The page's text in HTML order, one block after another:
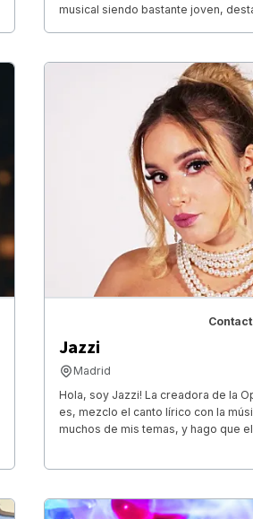
musical siendo bastante joven,
Jazzi
Madrid
Hola, soy Jazzi! La creadora de la
es, mezclo el canto lírico con la
muchos de mis temas, y hago que